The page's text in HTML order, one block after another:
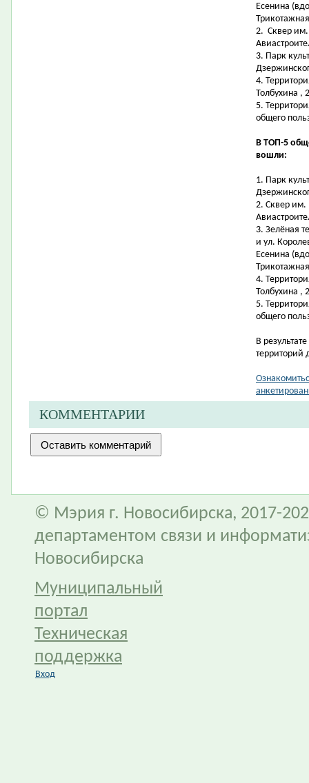
Есенина
2. Сквер
3. Парк
4.
Толбухина ,
5.
общего
В ТОП-5
вошли:
1. Парк
2. Сквер им.
3. Зелёная
и ул.
Есенина
4.
Толбухина ,
5.
общего
В
территорий
КОММЕНТАРИИ
© Мэрия г. Новосибирска, 2017-
департаментом связи и
Новосибирска
Муниципальный
портал
Техническая
поддержка
Вход